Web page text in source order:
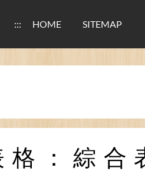
::: HOME SITEMAP
格：綜合